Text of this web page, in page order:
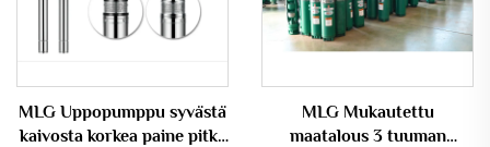
MLG Uppopumppu syvästä
kaivosta korkea paine pitkä
MLG Mukautettu
maatalous 3 tuuman